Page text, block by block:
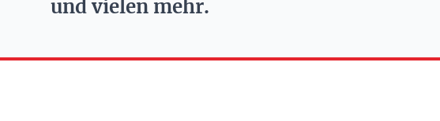
und vielen mehr.